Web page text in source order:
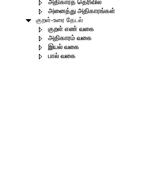
அதிகாரத் தெரிவில்
அனைத்து அதிகாரங்கள்
குறள்-உரை தேடல்
குறள் எண் வகை
அதிகாரம் வகை
இயல் வகை
பால் வகை